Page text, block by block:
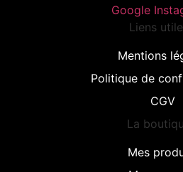
Google
Liens
Mentions
Politique de
CGV
La
Mes